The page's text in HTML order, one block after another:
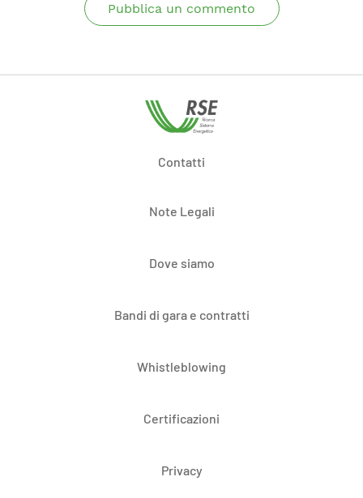
Pubblica un commento
Contatti
Note Legali
Dove siamo
Bandi di gara e contratti
Whistleblowing
Certificazioni
Privacy